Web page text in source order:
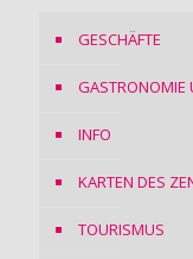
GESCHÄFTE
GASTRONOMIE
INFO
KARTEN DES
TOURISMUS